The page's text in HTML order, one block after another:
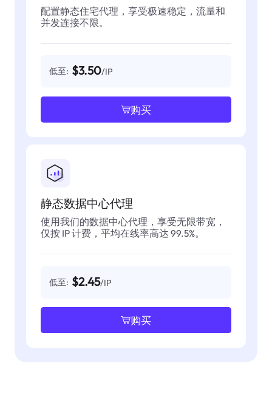
配置静态住宅代理，享受极速稳定，流量和
并发连接不限。
低至: $3.50/IP
购买
静态数据中心代理
使用我们的数据中心代理，享受无限带宽，
仅按 IP 计费，平均在线率高达 99.5%。
低至: $2.45/IP
购买